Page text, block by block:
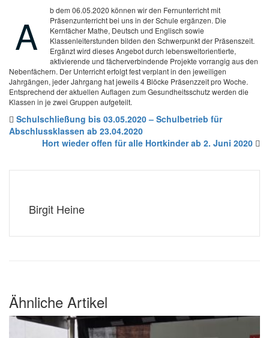
A
b dem 06.05.2020 können wir den Fernunterricht mit
Präsenzunterricht bei uns in der Schule ergänzen. Die
Kernfächer Mathe, Deutsch und Englisch sowie
Klassenleiterstunden bilden den Schwerpunkt der Präsenszeit.
Ergänzt wird dieses Angebot durch lebensweltorientierte,
aktivierende und fächerverbindende Projekte vorrangig aus den
Nebenfächern. Der Unterricht erfolgt fest verplant in den jeweiligen
Jahrgängen, jeder Jahrgang hat jeweils 4 Blöcke Präsenzzeit pro Woche.
Entsprechend der aktuellen Auflagen zum Gesundheitsschutz werden die
Klassen in je zwei Gruppen aufgeteilt.
Schulschließung bis 03.05.2020 – Schulbetrieb für
Abschlussklassen ab 23.04.2020
Hort wieder offen für alle Hortkinder ab 2. Juni 2020
Birgit Heine
Ähnliche Artikel